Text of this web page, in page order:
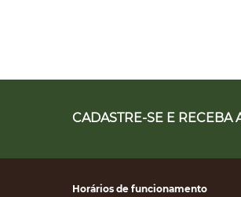
CADASTRE-SE E RECEBA
Horários de funcionamento